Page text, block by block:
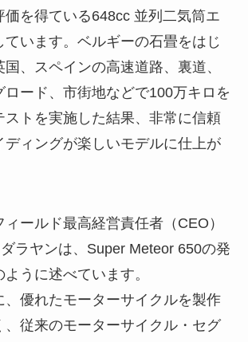
価を得ている648cc 並列二気筒エ
ています。ベルギーの石畳をはじ
、スペインの高速道路、裏道、
ロード、市街地などで100万キロを
ストを実施した結果、非常に信頼
ディングが楽しいモデルに仕上が
ールド最高経営責任者（CEO）
ラヤンは、Super Meteor 650の発
うに述べています。
、優れたモーターサイクルを製作
、従来のモーターサイクル・セグ